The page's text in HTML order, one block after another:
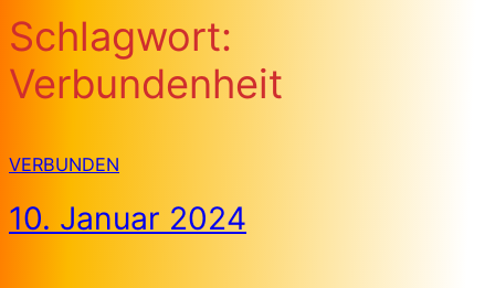
Schlagwort:
Verbundenheit
VERBUNDEN
10. Januar 2024